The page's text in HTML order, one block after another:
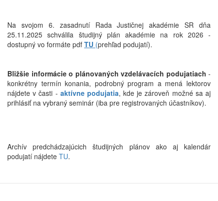
Na svojom 6. zasadnutí Rada Justičnej akadémie SR dňa
25.11.2025 schválila študijný plán akadémie na rok 2026 -
dostupný vo formáte pdf TU (prehľad podujatí).
Bližšie informácie o plánovaných vzdelávacích podujatiach -
konkrétny termín konania, podrobný program a mená lektorov
nájdete v časti - aktívne podujatia, kde je zároveň možné sa aj
prihlásiť na vybraný seminár (iba pre registrovaných účastníkov).
Archív predchádzajúcich študijných plánov ako aj kalendár
podujatí nájdete TU.